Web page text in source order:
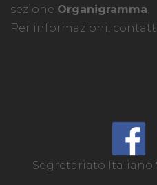
sezione Organigramma.
Per informazioni,
Segretariato Italiano